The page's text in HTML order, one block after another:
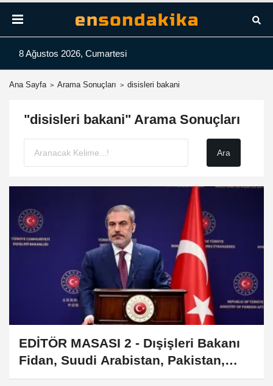
8 Ağustos 2026, Cumartesi
Ana Sayfa Arama Sonuçları disisleri bakani
"disisleri bakani" Arama Sonuçları
EDİTÖR MASASI 2 - Dışişleri Bakanı
Fidan, Suudi Arabistan, Pakistan,
Türkiye'nin yayılmacı ülkeler